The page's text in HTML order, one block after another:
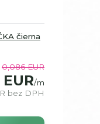
čierna
0,086 EUR
/m
bez DPH